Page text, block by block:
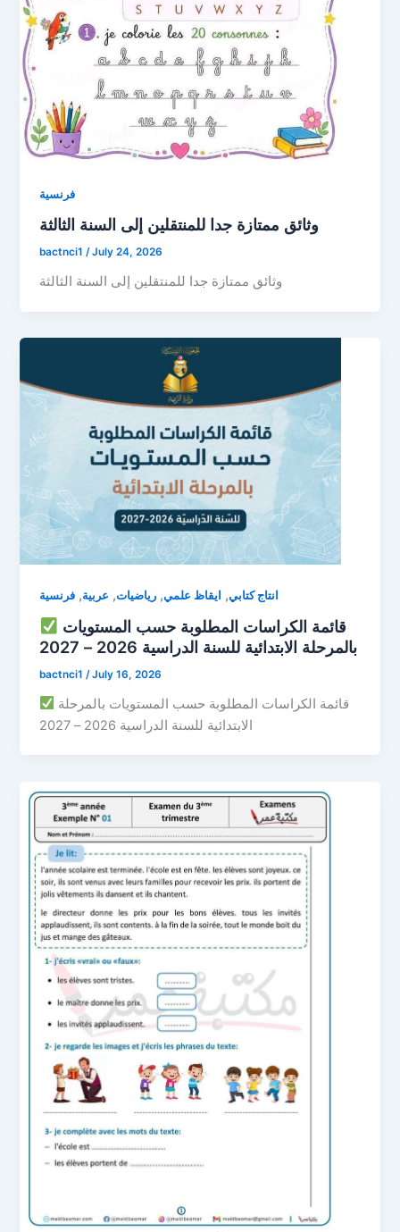
فرنسية
وثائق ممتازة جدا للمنتقلين إلى السنة الثالثة
bactnci1/July 24, 2026
وثائق ممتازة جدا للمنتقلين إلى السنة الثالثة
انتاج كتابي, ايقاظ علمي, رياضيات, عربية, فرنسية
بالمرحلة الابتدائية للسنة الدراسية 2026 – 2027
bactnci1 /July 16, 2026
الابتدائية للسنة الدراسية 2026 – 2027